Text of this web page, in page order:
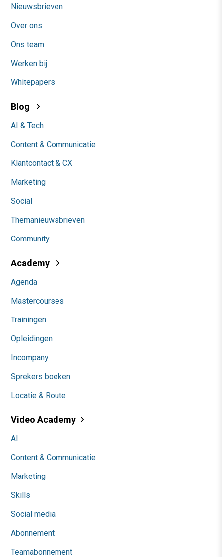
Nieuwsbrieven
Over ons
Ons team
Werken bij
Whitepapers
Blog
AI & Tech
Content & Communicatie
Klantcontact & CX
Marketing
Social
Themanieuwsbrieven
Community
Academy
Agenda
Mastercourses
Trainingen
Opleidingen
Incompany
Sprekers boeken
Locatie & Route
Video Academy
AI
Content & Communicatie
Marketing
Skills
Social media
Abonnement
Teamabonnement